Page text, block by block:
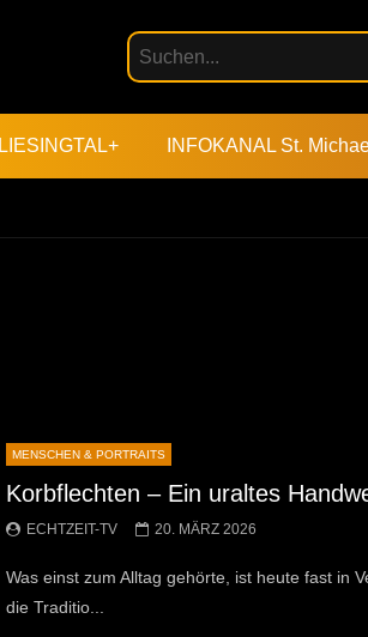
LIESINGTAL+ INFOKANAL St.
MENSCHEN & PORTRAITS
Korbflechten – Ein uraltes
ECHTZEIT-TV 20. MÄRZ 2026
Was einst zum Alltag gehörte, ist heute fast in
die Traditio...